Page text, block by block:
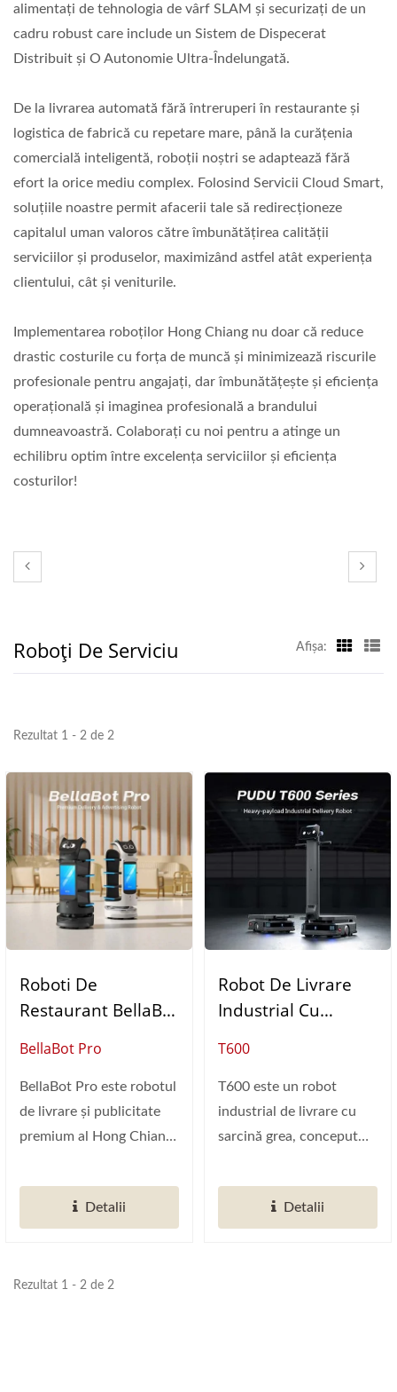
alimentați de tehnologia de vârf SLAM și securizați de un
cadru robust care include un Sistem de Dispecerat
Distribuit și O Autonomie Ultra-Îndelungată.
De la livrarea automată fără întreruperi în restaurante și
logistica de fabrică cu repetare mare, până la curățenia
comercială inteligentă, roboții noștri se adaptează fără
efort la orice mediu complex. Folosind Servicii Cloud Smart,
soluțiile noastre permit afacerii tale să redirecționeze
capitalul uman valoros către îmbunătățirea calității
serviciilor și produselor, maximizând astfel atât experiența
clientului, cât și veniturile.
Implementarea roboților Hong Chiang nu doar că reduce
drastic costurile cu forța de muncă și minimizează riscurile
profesionale pentru angajați, dar îmbunătățește și eficiența
operațională și imaginea profesională a brandului
dumneavoastră. Colaborați cu noi pentru a atinge un
echilibru optim între excelența serviciilor și eficiența
costurilor!
Roboți De Serviciu Afişa:
Rezultat 1 - 2 de 2
Roboti De
Restaurant BellaBot
BellaBot Pro
BellaBot Pro este robotul
de livrare și publicitate
premium al Hong Chiang
Detalii
Robot De Livrare
Industrial Cu
T600
T600 este un robot
industrial de livrare cu
sarcină grea, conceput
sarcini...
Detalii
Rezultat 1 - 2 de 2